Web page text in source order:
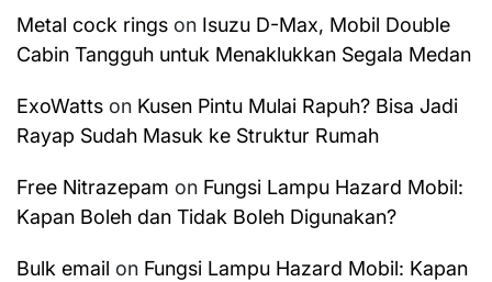
Metal cock rings on Isuzu D-Max, Mobil Double
Cabin Tangguh untuk Menaklukkan Segala Medan
ExoWatts on Kusen Pintu Mulai Rapuh? Bisa Jadi
Rayap Sudah Masuk ke Struktur Rumah
Free Nitrazepam on Fungsi Lampu Hazard Mobil:
Kapan Boleh dan Tidak Boleh Digunakan?
Bulk email on Fungsi Lampu Hazard Mobil: Kapan